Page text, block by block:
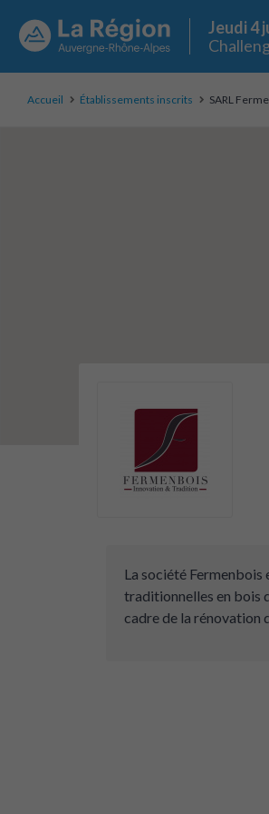
Jeudi 4
Accueil Établissements inscrits SARL
La société Fermenbois
traditionnelles en bois
cadre de la rénovation